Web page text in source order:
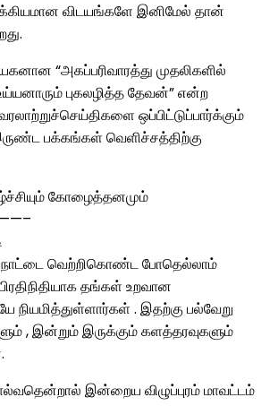
விடயங்களே இனிமேல் தான்
“அகப்பரிவாரத்து முதலிகளில்
புகலழித்த தேவன்” என்ற
ஒப்பிட்டுப்பார்க்கும்
பக்கங்கள் வெளிச்சத்திற்கு
கோழைத்தனமும்
வெற்றிகொண்ட போதெல்லாம்
தங்கள் உறவான
. இதற்கு பல்வேறு
, இன்றும் இருக்கும் களத்தரவுகளும்
இன்றைய விழுப்புரம் மாவட்டம்